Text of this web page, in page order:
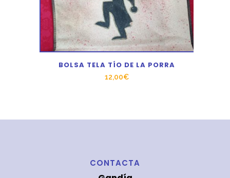
BOLSA TELA TÍO DE LA PORRA
12,00€
CONTACTA